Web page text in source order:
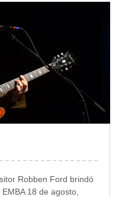
Robben Ford brindó
18 de agosto,